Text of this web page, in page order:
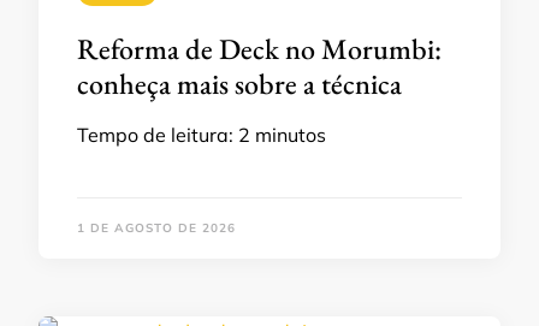
Reforma de Deck no Morumbi:
conheça mais sobre a técnica
Tempo de leitura: 2 minutos
1 DE AGOSTO DE 2026